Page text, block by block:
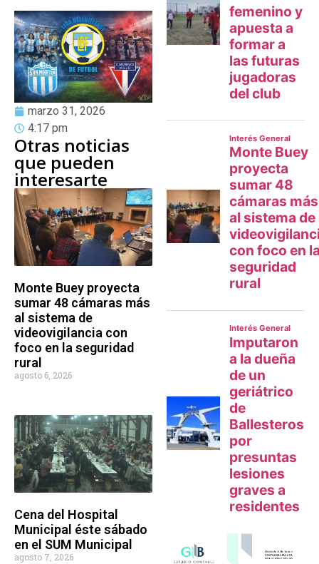
marzo 31, 2026
4:17 pm
Otras noticias
que pueden
interesarte
Monte Buey proyecta
sumar 48 cámaras más
al sistema de
videovigilancia con
foco en la seguridad
rural
agosto 6, 2026
Cena del Hospital
Municipal éste sábado
en el SUM Municipal
agosto 7, 2026